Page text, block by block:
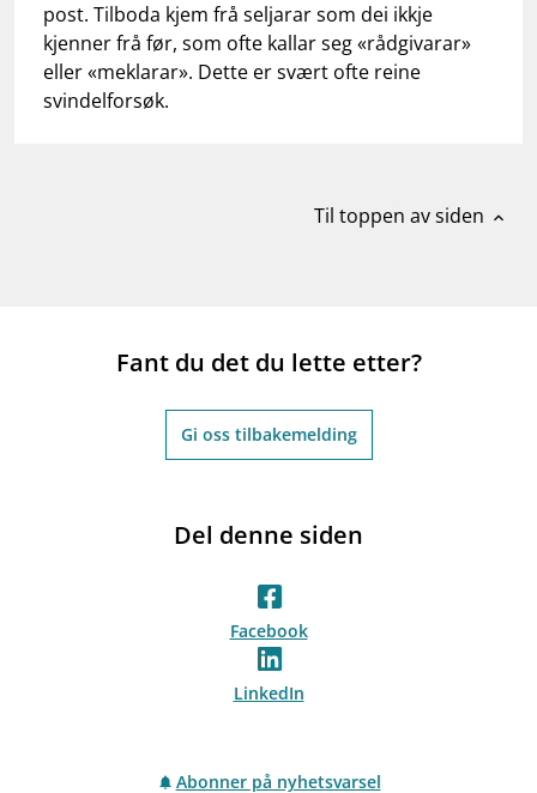
post. Tilboda kjem frå seljarar som dei ikkje
kjenner frå før, som ofte kallar seg «rådgivarar»
eller «meklarar». Dette er svært ofte reine
svindelforsøk.
Til toppen av siden expand_less
Fant du det du lette etter?
Gi oss tilbakemelding
Del denne siden
Facebook
LinkedIn
Abonner på nyhetsvarsel